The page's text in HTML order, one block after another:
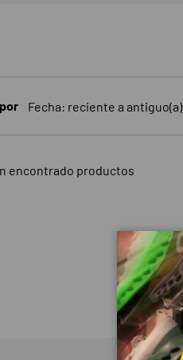
Fecha: reciente a antiguo(a)
encontrado productos